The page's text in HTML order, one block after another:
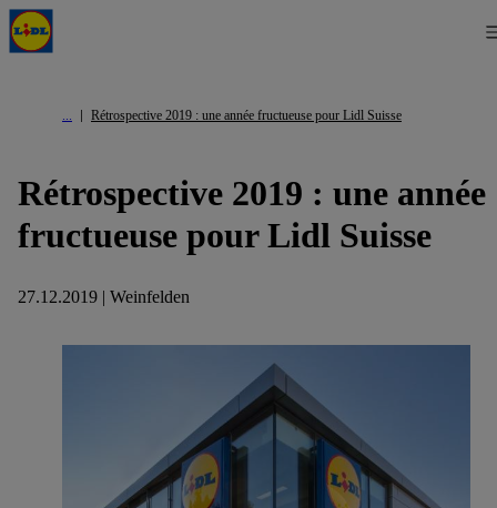
Rétrospective 2019 : une année fructueuse pour Lidl Suisse
Rétrospective 2019 : une année
fructueuse pour Lidl Suisse
27.12.2019 | Weinfelden